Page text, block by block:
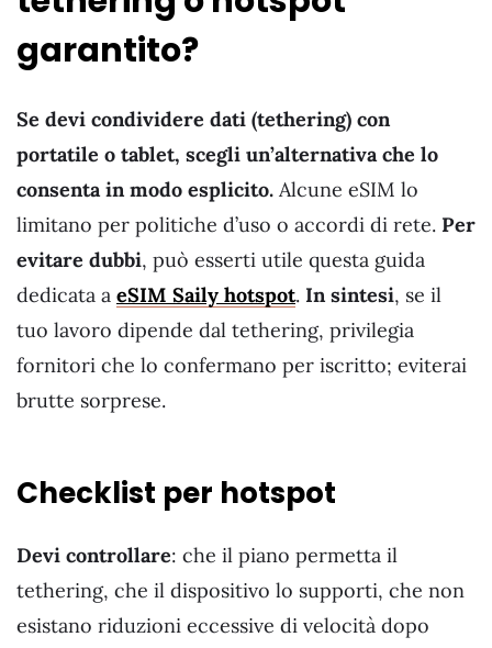
garantito?
Se devi condividere dati (tethering) con
portatile o tablet, scegli un’alternativa che lo
consenta in modo esplicito. Alcune eSIM lo
limitano per politiche d’uso o accordi di rete. Per
evitare dubbi, può esserti utile questa guida
dedicata a eSIM Saily hotspot. In sintesi, se il
tuo lavoro dipende dal tethering, privilegia
fornitori che lo confermano per iscritto; eviterai
brutte sorprese.
Checklist per hotspot
Devi controllare: che il piano permetta il
tethering, che il dispositivo lo supporti, che non
esistano riduzioni eccessive di velocità dopo